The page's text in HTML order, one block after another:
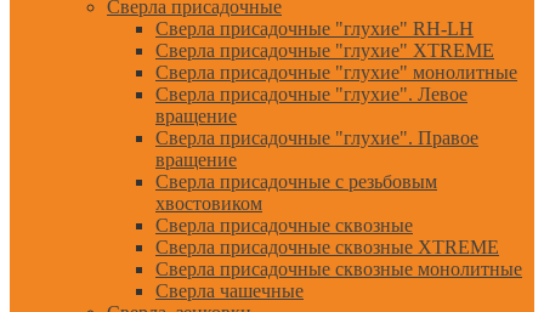
Сверла присадочные
Сверла присадочные "глухие" RH-LH
Сверла присадочные "глухие" XTREME
Сверла присадочные "глухие" монолитные
Сверла присадочные "глухие". Левое
вращение
Сверла присадочные "глухие". Правое
вращение
Сверла присадочные с резьбовым
хвостовиком
Сверла присадочные сквозные
Сверла присадочные сквозные XTREME
Сверла присадочные сквозные монолитные
Сверла чашечные